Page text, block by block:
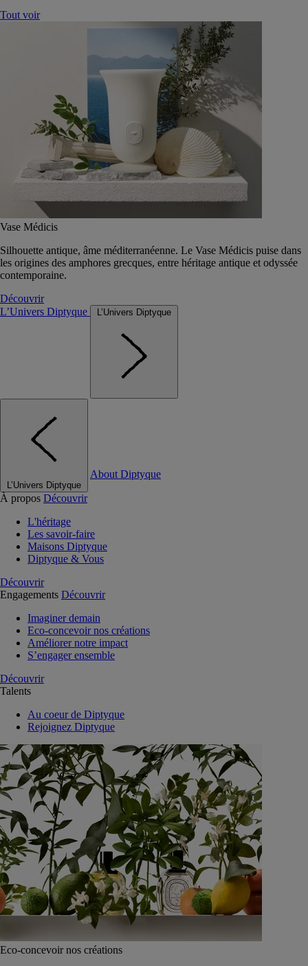
Tout voir
Vase Médicis
Silhouette antique, âme méditerranéenne. Le Vase Médicis puise dans
les origines des amphores grecques, entre héritage antique et odyssée
contemporaine.
Découvrir
L’Univers Diptyque
L’Univers Diptyque
L’Univers Diptyque
About Diptyque
À propos Découvrir
L'héritage
Les savoir-faire
Maisons Diptyque
Diptyque & Vous
Découvrir
Engagements Découvrir
Imaginer demain
Eco-concevoir nos créations
Améliorer notre impact
S’engager ensemble
Découvrir
Talents
Au coeur de Diptyque
Rejoignez Diptyque
Eco-concevoir nos créations